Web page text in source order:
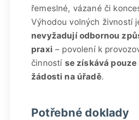
řemeslné, vázané či
Výhodou volných živností
nevyžadují odbornou
praxi – povolení k
činností se získává pouze
žádosti na úřadě.
Potřebné doklady